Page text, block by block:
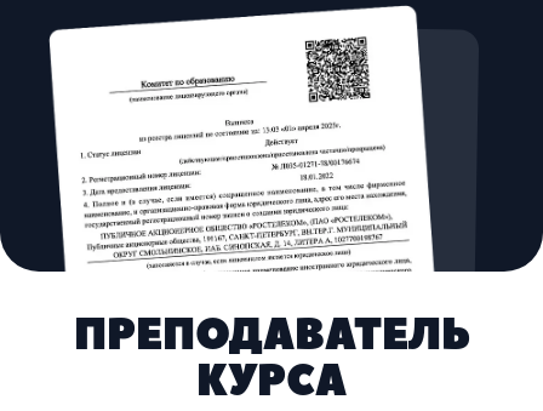
ПРЕПОДАВАТЕЛЬ
КУРСА